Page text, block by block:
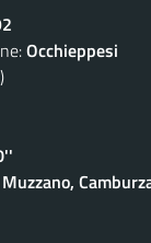
Occhieppesi